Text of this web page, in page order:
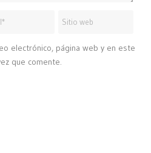
electrónico, página web y en este
que comente.